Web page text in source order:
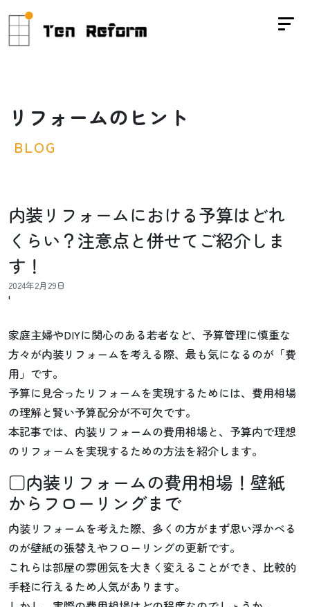
リ フ ォームのヒ ン ト
BLOG
内装リフォームにおける予算はどれ
くらい？注意点と併せてご紹介しま
す！
2024年2月29日
'
家庭主婦やDIYに関心のある若者など、予算管理に慎重な
方々が内装リフォームを考える際、最も気になるのが「費
用」です。
予算に見合ったリフォームを実現するためには、費用相場
の理解と賢い予算配分が不可欠です。
本記事では、内装リフォームの費用相場と、予算内で理想
のリフォームを実現するための方法を紹介します。
□内装リフォームの費用相場！壁紙
からフローリングまで
内装リフォームを考えた際、多くの方がまず思い浮かべる
のが壁紙の張替えやフローリングの更新です。
これらは部屋の雰囲気を大きく変えることができ、比較的
手軽に行えるため人気があります。